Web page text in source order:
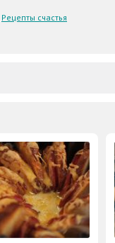
Рецепты счастья